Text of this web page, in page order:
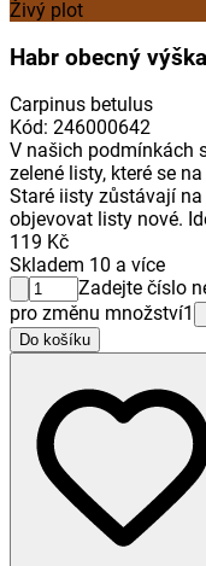
Živý plot
Habr obecný
Carpinus betulus
Kód: 246000642
V našich podmínkách
zelené listy, které se
Staré iisty zůstávají
objevovat listy nové.
119 Kč
Skladem 10 a více
Zadejte číslo
pro změnu množství1
Do košíku